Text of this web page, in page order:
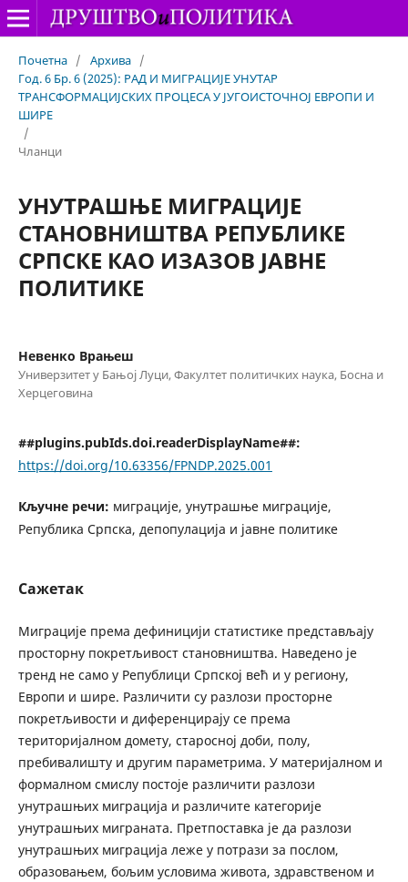
Почетна / Архива /
Год. 6 Бр. 6 (2025): РАД И МИГРАЦИЈЕ УНУТАР
ТРАНСФОРМАЦИЈСКИХ ПРОЦЕСА У ЈУГОИСТОЧНОЈ ЕВРОПИ И
ШИРЕ
/
Чланци
УНУТРАШЊЕ МИГРАЦИЈЕ
СТАНОВНИШТВА РЕПУБЛИКЕ
СРПСКЕ КАО ИЗАЗОВ ЈАВНЕ
ПОЛИТИКЕ
Невенко Врањеш
Универзитет у Бањој Луци, Факултет политичких наука, Босна и
Херцеговина
##plugins.pubIds.doi.readerDisplayName##:
https://doi.org/10.63356/FPNDP.2025.001
Кључне речи: миграције, унутрашње миграције,
Република Српска, депопулација и јавне политике
Сажетак
Миграције према дефиницији статистике представљају
просторну покретљивост становништва. Наведено је
тренд не само у Републици Српској већ и у региону,
Европи и шире. Различити су разлози просторне
покретљивости и диференцирају се према
територијалном домету, старосној доби, полу,
пребивалишту и другим параметрима. У материјалном и
формалном смислу постоје различити разлози
унутрашњих миграција и различите категорије
унутрашњих миграната. Претпоставка је да разлози
унутрашњих миграција леже у потрази за послом,
образовањем, бољим условима живота, здравственом и